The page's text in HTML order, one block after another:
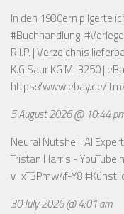
In den 1980ern pilgerte
#Buchhandlung.
R.I.P. | Verzeichnis
K.G.Saur KG M-3250 |
https://www.ebay.de/
5 August 2026 @ 10:44
Neural Nutshell: AI
Tristan Harris - YouTube
v=xT3Pmw4f-Y8
30 July 2026 @ 4:01 am